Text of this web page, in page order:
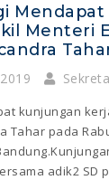
Menteri
kunjungan
Tahar pada
adik2 SD